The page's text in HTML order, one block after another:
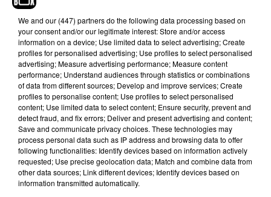
quitter définitivement la Maison Blanche.
Anne Claire coudray elle a raison trump il fume
c’est pas possible �xܭ
— +=+ (@chloeslm_)November 7, 2020
Le « euh il a fumé la moquette notre ami » de
Anne Claire Coudray est iconique
— ÿøyøh (@Yohann21046186)November 7,
2020
Je suis mort. TF1 n'a pas coupé le son direct à la
fin du JT de 20h et et Anne Claire Coudray a
balancé un puissant "il a fumé la moquette ?" au
début du générique de fin. Magique
We and our (447) partnersdo the following data processing based on
your consent and/or our legitimate interest: Store and/or access
information on a device; Use limited data to select advertising; Create
profiles for personalised advertising; Use profiles to select personalised
advertising; Measure advertising performance; Measure content
performance; Understand audiences through statistics or combinations
of data from different sources; Develop and improve services; Create
profiles to personalise content; Use profiles to select personalised
content; Use limited data to select content; Ensure security, prevent and
detect fraud, and fix errors; Deliver and present advertising and content;
Save and communicate privacy choices. These technologies may
process personal data such as IP address and browsing data to offer
following functionalities: Identify devices based on information actively
requested; Use precise geolocation data; Match and combine data from
other data sources; Link different devices; Identify devices based on
information transmitted automatically.